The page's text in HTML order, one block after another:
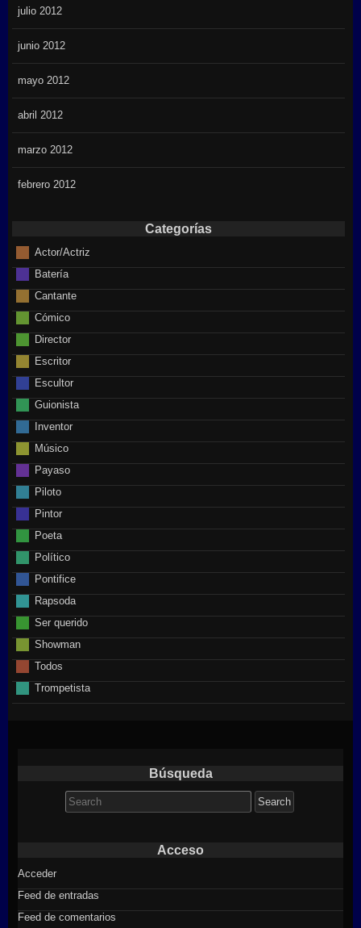
julio 2012
junio 2012
mayo 2012
abril 2012
marzo 2012
febrero 2012
Categorías
Actor/Actriz
Batería
Cantante
Cómico
Director
Escritor
Escultor
Guionista
Inventor
Músico
Payaso
Piloto
Pintor
Poeta
Político
Pontifice
Rapsoda
Ser querido
Showman
Todos
Trompetista
Búsqueda
Search
for:
Acceso
Acceder
Feed de entradas
Feed de comentarios